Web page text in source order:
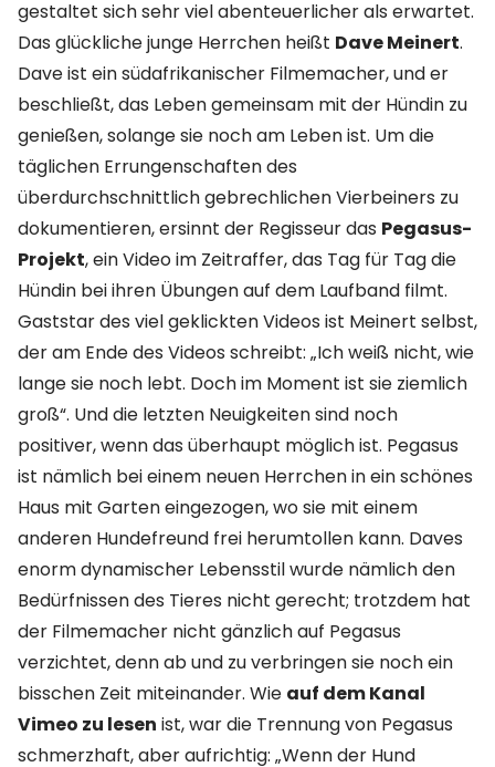
gestaltet sich sehr viel abenteuerlicher als erwartet.
Das glückliche junge Herrchen heißt Dave Meinert.
Dave ist ein südafrikanischer Filmemacher, und er
beschließt, das Leben gemeinsam mit der Hündin zu
genießen, solange sie noch am Leben ist. Um die
täglichen Errungenschaften des
überdurchschnittlich gebrechlichen Vierbeiners zu
dokumentieren, ersinnt der Regisseur das Pegasus-
Projekt, ein Video im Zeitraffer, das Tag für Tag die
Hündin bei ihren Übungen auf dem Laufband filmt.
Gaststar des viel geklickten Videos ist Meinert selbst,
der am Ende des Videos schreibt: „Ich weiß nicht, wie
lange sie noch lebt. Doch im Moment ist sie ziemlich
groß“. Und die letzten Neuigkeiten sind noch
positiver, wenn das überhaupt möglich ist. Pegasus
ist nämlich bei einem neuen Herrchen in ein schönes
Haus mit Garten eingezogen, wo sie mit einem
anderen Hundefreund frei herumtollen kann. Daves
enorm dynamischer Lebensstil wurde nämlich den
Bedürfnissen des Tieres nicht gerecht; trotzdem hat
der Filmemacher nicht gänzlich auf Pegasus
verzichtet, denn ab und zu verbringen sie noch ein
bisschen Zeit miteinander. Wie auf dem Kanal
Vimeo zu lesen ist, war die Trennung von Pegasus
schmerzhaft, aber aufrichtig: „Wenn der Hund